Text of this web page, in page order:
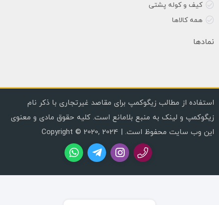
کیف و کوله پشتی
همه کالاها
نمادها
استفاده از مطالب زیگوکمپ برای مقاصد غیرتجاری با ذکر نام
زیگوکمپ و لینک به منبع بلامانع است. کلیه حقوق مادی و معنوی
این وب سایت محفوظ است. | Copyright © 2020, 2024